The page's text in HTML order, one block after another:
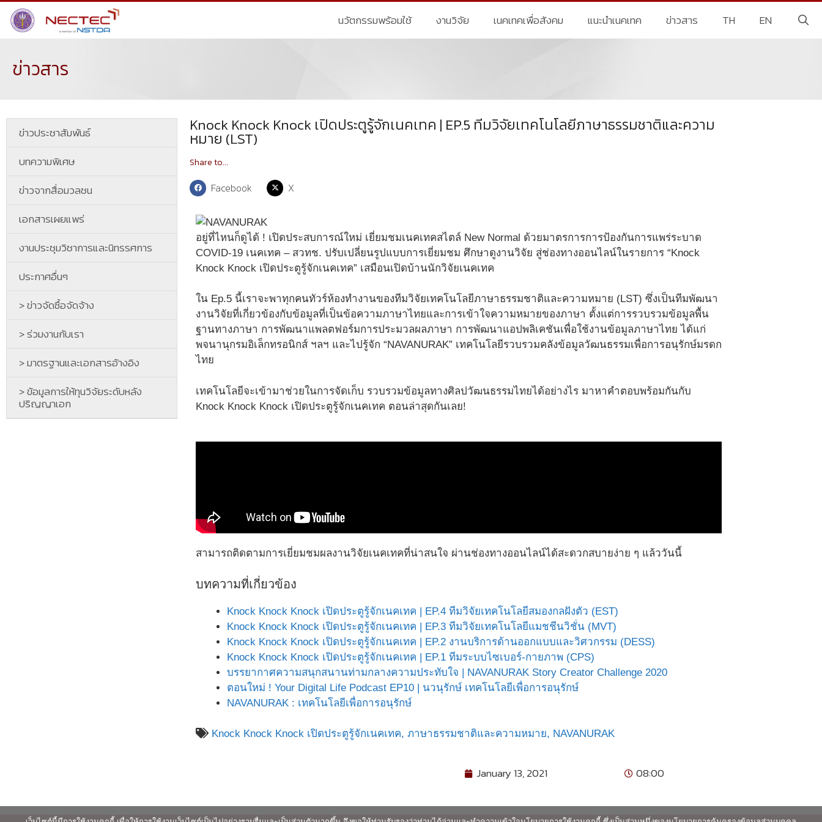
นวัตกรรมพร้อมใช้ งานวิจัย เนคเทคเพื่อสังคม แนะนำเนคเทค ข่าวสาร TH EN
ข่าวสาร
ข่าวประชาสัมพันธ์
บทความพิเศษ
ข่าวจากสื่อมวลชน
เอกสารเผยแพร่
งานประชุมวิชาการและนิทรรศการ
ประกาศอื่นๆ
> ข่าวจัดซื้อจัดจ้าง
> ร่วมงานกับเรา
> มาตรฐานและเอกสารอ้างอิง
> ข้อมูลการให้ทุนวิจัยระดับหลัง
ปริญญาเอก
Knock Knock Knock เปิดประตูรู้จักเนคเทค | EP.5 ทีมวิจัยเทคโนโลยีภาษาธรรมชาติและความ
หมาย (LST)
Share to...
Facebook X
อยู่ที่ไหนก็ดูได้ ! เปิดประสบการณ์ใหม่ เยี่ยมชมเนคเทคสไตล์ New Normal ด้วยมาตรการการป้องกันการแพร่ระบาด
COVID-19 เนคเทค – สวทช. ปรับเปลี่ยนรูปแบบการเยี่ยมชม ศึกษาดูงานวิจัย สู่ช่องทางออนไลน์ในรายการ “Knock
Knock Knock เปิดประตูรู้จักเนคเทค” เสมือนเปิดบ้านนักวิจัยเนคเทค
ใน Ep.5 นี้เราจะพาทุกคนทัวร์ห้องทำงานของทีมวิจัยเทคโนโลยีภาษาธรรมชาติและความหมาย (LST) ซึ่งเป็นทีมพัฒนา
งานวิจัยที่เกี่ยวข้องกับข้อมูลที่เป็นข้อความภาษาไทยและการเข้าใจความหมายของภาษา ตั้งแต่การรวบรวมข้อมูลพื้น
ฐานทางภาษา การพัฒนาแพลตฟอร์มการประมวลผลภาษา การพัฒนาแอปพลิเคชันเพื่อใช้งานข้อมูลภาษาไทย ได้แก่
พจนานุกรมอิเล็กทรอนิกส์ ฯลฯ และไปรู้จัก “NAVANURAK” เทคโนโลยีรวบรวมคลังข้อมูลวัฒนธรรมเพื่อการอนุรักษ์มรดก
ไทย
เทคโนโลยีจะเข้ามาช่วยในการจัดเก็บ รวบรวมข้อมูลทางศิลปวัฒนธรรมไทยได้อย่างไร มาหาคำตอบพร้อมกันกับ
Knock Knock Knock เปิดประตูรู้จักเนคเทค ตอนล่าสุดกันเลย!
สามารถติดตามการเยี่ยมชมผลงานวิจัยเนคเทคที่น่าสนใจ ผ่านช่องทางออนไลน์ได้สะดวกสบายง่าย ๆ แล้ววันนี้
บทความที่เกี่ยวข้อง
Knock Knock Knock เปิดประตูรู้จักเนคเทค | EP.4 ทีมวิจัยเทคโนโลยีสมองกลฝังตัว (EST)
Knock Knock Knock เปิดประตูรู้จักเนคเทค | EP.3 ทีมวิจัยเทคโนโลยีแมชชีนวิชั่น (MVT)
Knock Knock Knock เปิดประตูรู้จักเนคเทค | EP.2 งานบริการด้านออกแบบและวิศวกรรม (DESS)
Knock Knock Knock เปิดประตูรู้จักเนคเทค | EP.1 ทีมระบบไซเบอร์-กายภาพ (CPS)
บรรยากาศความสนุกสนานท่ามกลางความประทับใจ | NAVANURAK Story Creator Challenge 2020
ตอนใหม่ ! Your Digital Life Podcast EP10 | นวนุรักษ์ เทคโนโลยีเพื่อการอนุรักษ์
NAVANURAK : เทคโนโลยีเพื่อการอนุรักษ์
Knock Knock Knock เปิดประตูรู้จักเนคเทค, ภาษาธรรมชาติและความหมาย, NAVANURAK
January 13, 2021 08:00